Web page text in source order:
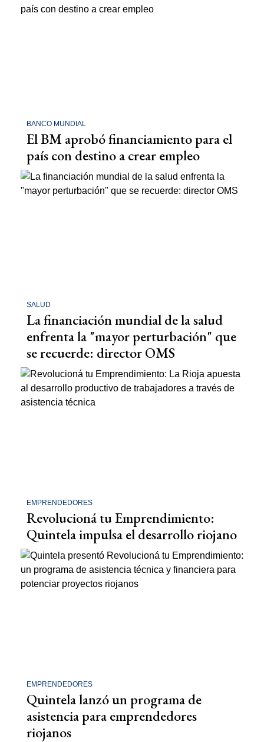
BANCO MUNDIAL
El BM aprobó financiamiento para el
país con destino a crear empleo
SALUD
La financiación mundial de la salud
enfrenta la "mayor perturbación" que
se recuerde: director OMS
EMPRENDEDORES
Revolucioná tu Emprendimiento:
Quintela impulsa el desarrollo riojano
EMPRENDEDORES
Quintela lanzó un programa de
asistencia para emprendedores
riojanos